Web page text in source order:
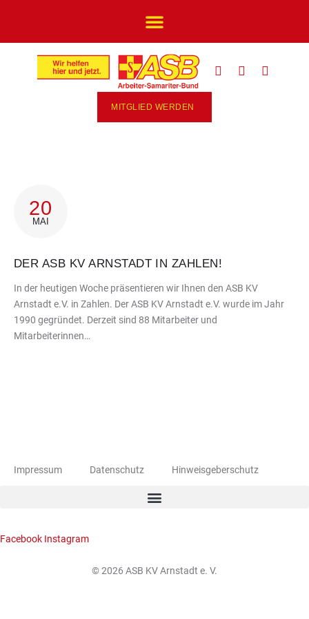
MITGLIED WERDEN
20
MAI
DER ASB KV ARNSTADT IN ZAHLEN!
In der heutigen Woche präsentieren wir Ihnen den ASB KV
Arnstadt e.V. in Zahlen. Der ASB KV Arnstadt e.V. wurde im Jahr
1990 gegründet. Derzeit sind 88 Mitarbeiter und
Mitarbeiterinnen…
Impressum Datenschutz Hinweisgeberschutz
Facebook Instagram
© 2026 ASB KV Arnstadt e. V.